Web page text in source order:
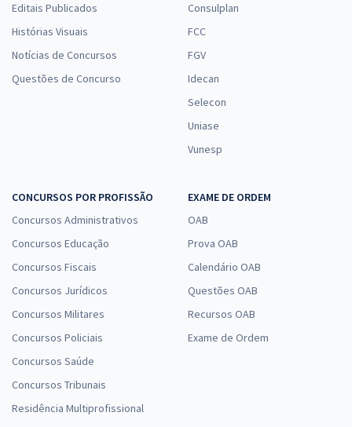
Editais Publicados
Histórias Visuais
Notícias de Concursos
Questões de Concurso
Consulplan
FCC
FGV
Idecan
Selecon
Uniase
Vunesp
CONCURSOS POR PROFISSÃO
Concursos Administrativos
Concursos Educação
Concursos Fiscais
Concursos Jurídicos
Concursos Militares
Concursos Policiais
Concursos Saúde
Concursos Tribunais
Residência Multiprofissional
EXAME DE ORDEM
OAB
Prova OAB
Calendário OAB
Questões OAB
Recursos OAB
Exame de Ordem